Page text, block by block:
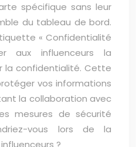
spécifique sans leur
du tableau de bord.
« Confidentialité
aux influenceurs la
la confidentialité. Cette
vos informations
la collaboration avec
mesures de sécurité
vous lors de la
?